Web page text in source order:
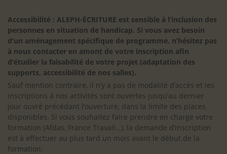
Accessibilité : ALEPH-ÉCRITURE est sensible à l’inclusion des
personnes en situation de handicap. Si vous avez besoin
d’un aménagement spécifique de programme, n’hésitez pas
à nous contacter en amont de votre inscription afin
d’étudier la faisabilité de votre projet (adaptation des
supports, accessibilité de nos salles).
Sauf mention contraire, il n’y a pas de modalité d’accès et les
inscriptions à nos activités sont ouvertes jusqu’au dernier
jour ouvré précédant l’ouverture, dans la limite des places
disponibles. Si vous souhaitez faire prendre en charge votre
formation (Afdas, France Travail…), la demande d’inscription
est à effectuer au plus tard un mois avant le début de la
formation.